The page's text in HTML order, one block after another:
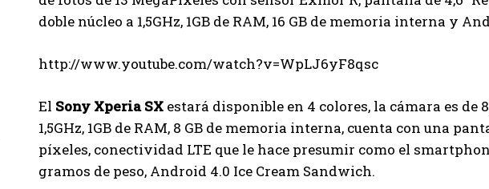
doble núcleo a 1,5GHz, 1GB de RAM, 16 GB de memoria interna y
http://www.youtube.com/watch?v=WpLJ6yF8qsc
El Sony Xperia SX estará disponible en 4 colores, la cámara es de
1,5GHz, 1GB de RAM, 8 GB de memoria interna, cuenta con una
píxeles, conectividad LTE que le hace presumir como el
gramos de peso, Android 4.0 Ice Cream Sandwich.